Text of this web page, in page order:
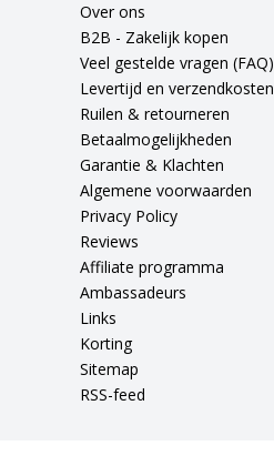
Over ons
B2B - Zakelijk kopen
Veel gestelde vragen (FAQ)
Levertijd en verzendkosten
Ruilen & retourneren
Betaalmogelijkheden
Garantie & Klachten
Algemene voorwaarden
Privacy Policy
Reviews
Affiliate programma
Ambassadeurs
Links
Korting
Sitemap
RSS-feed